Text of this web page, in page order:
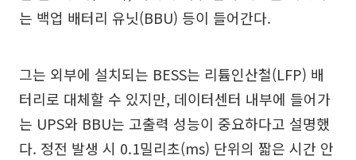
는 백업 배터리 유닛(BBU) 등이 들어간다.
그는 외부에 설치되는 BESS는 리튬인산철(LFP) 배
터리로 대체할 수 있지만, 데이터센터 내부에 들어가
는 UPS와 BBU는 고출력 성능이 중요하다고 설명했
다. 정전 발생 시 0.1밀리초(ms) 단위의 짧은 시간 안